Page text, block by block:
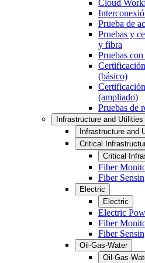
Cloud
Prueba de
Pruebas y
y fibra
Pruebas
(básico)
(ampliado)
Pruebas de
Infrastructure and Utilities
Infrastructure and
Critical
Critical
Fiber
Fiber
Electric
Electric
Electric
Fiber
Fiber
Oil-Gas-Water
Oil-Gas-